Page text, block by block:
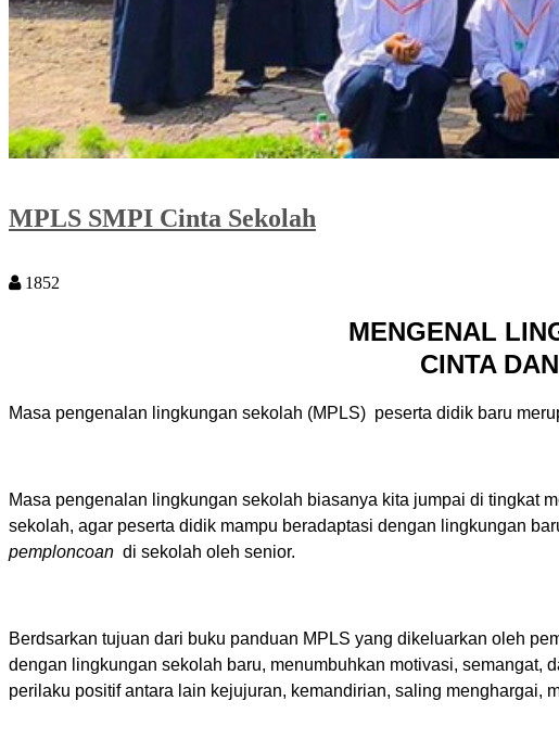
MPLS SMPI Cinta Sekolah
1852
MENGENAL
CINTA
Masa pengenalan lingkungan sekolah (MPLS) peserta didik baru
Masa pengenalan lingkungan sekolah biasanya kita jumpai di tingkat
sekolah, agar peserta didik mampu beradaptasi dengan lingkungan
pemploncoan di sekolah oleh senior.
Berdsarkan tujuan dari buku panduan MPLS yang dikeluarkan oleh
dengan lingkungan sekolah baru, menumbuhkan motivasi, semangat,
perilaku positif antara lain kejujuran, kemandirian, saling menghargai,